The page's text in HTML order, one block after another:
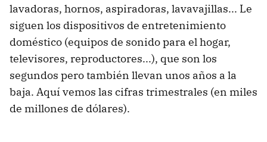
lavadoras, hornos, aspiradoras, lavavajillas... Le
siguen los dispositivos de entretenimiento
doméstico (equipos de sonido para el hogar,
televisores, reproductores...), que son los
segundos pero también llevan unos años a la
baja. Aquí vemos las cifras trimestrales (en miles
de millones de dólares).